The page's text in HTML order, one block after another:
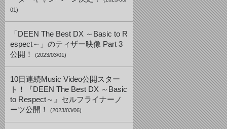
01)
「DEEN The Best DX ～Basic to R
espect～」のティザー映像 Part 3
公開！
(2023/03/01)
10日連続Music Video公開スター
ト！『DEEN The Best DX ～Basic
to Respect～』セルフライナーノ
ーツ公開！
(2023/03/06)